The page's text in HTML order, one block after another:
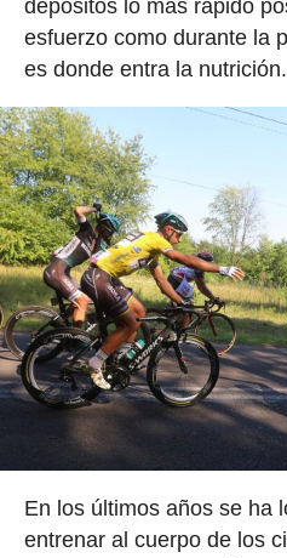
depósitos lo más rápido
esfuerzo como durante la
es donde entra la nutrición.
En los últimos años se ha
entrenar al cuerpo de los